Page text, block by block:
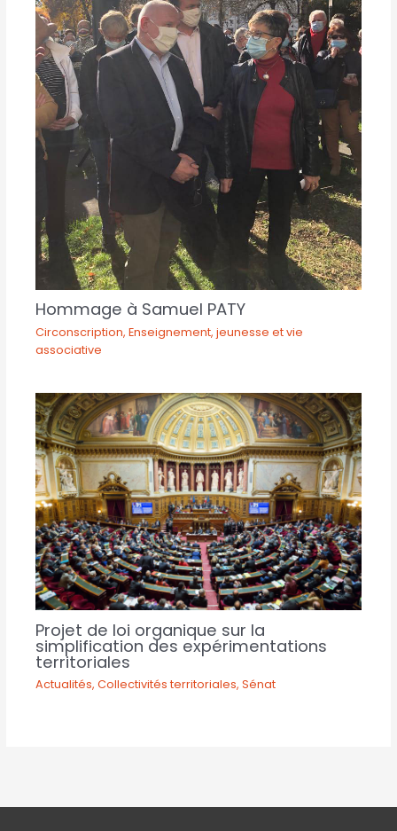
Hommage à Samuel PATY
Circonscription,Enseignement, jeunesse et vie
associative
Projet de loi organique sur la
simplification des expérimentations
territoriales
Actualités,Collectivités territoriales,Sénat